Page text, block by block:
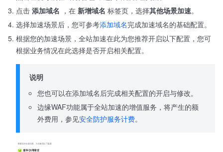
点击 添加域名 ，在 新增域名 标签页，选择其他场景加速。
选择加速场景后，您可参考添加域名完成加速域名的基础配置。
根据您的加速场景，全站加速在此为您推荐开启以下配置，您可
根据业务情况在此选择是否开启相关配置。
说明
您也可以在添加域名后完成相关配置的开启与修改。
边缘WAF功能属于全站加速的增值服务，将产生的额
外费用，参见安全防护服务计费。